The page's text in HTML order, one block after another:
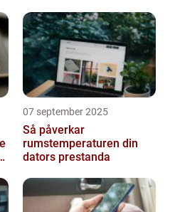
07 september 2025
Så påverkar
rumstemperaturen din
dators prestanda